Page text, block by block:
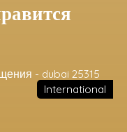
International